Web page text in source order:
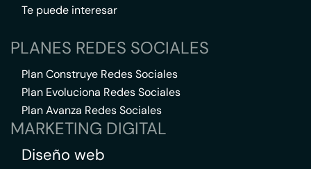
Te puede interesar
PLANES REDES SOCIALES
Plan Construye Redes Sociales
Plan Evoluciona Redes Sociales
Plan Avanza Redes Sociales
MARKETING DIGITAL
Diseño web